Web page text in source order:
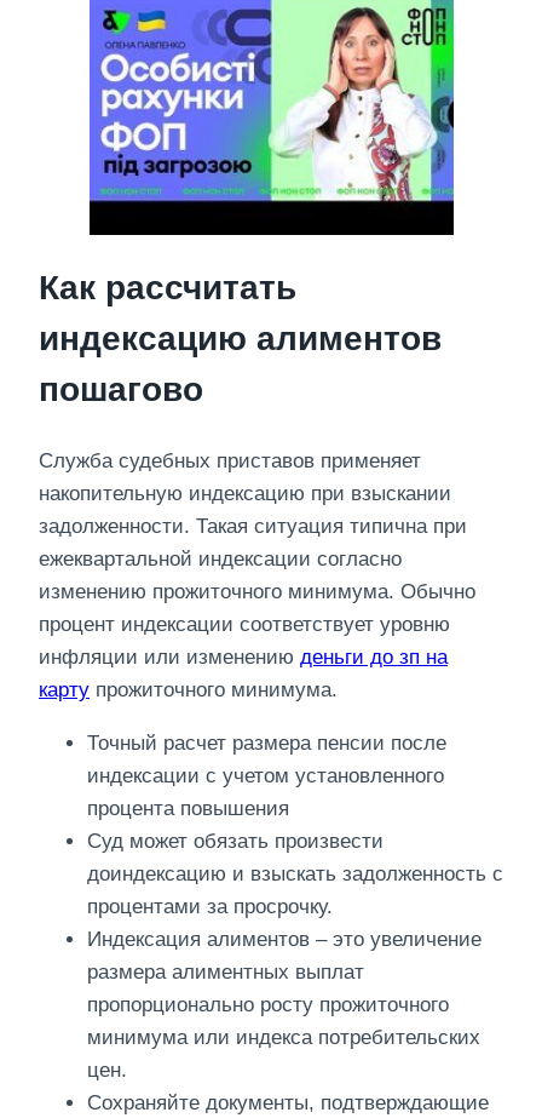
Как рассчитать
индексацию алиментов
пошагово
Служба судебных приставов применяет
накопительную индексацию при взыскании
задолженности. Такая ситуация типична при
ежеквартальной индексации согласно
изменению прожиточного минимума. Обычно
процент индексации соответствует уровню
инфляции или изменению деньги до зп на
карту прожиточного минимума.
Точный расчет размера пенсии после
индексации с учетом установленного
процента повышения
Суд может обязать произвести
доиндексацию и взыскать задолженность с
процентами за просрочку.
Индексация алиментов – это увеличение
размера алиментных выплат
пропорционально росту прожиточного
минимума или индекса потребительских
цен.
Сохраняйте документы, подтверждающие